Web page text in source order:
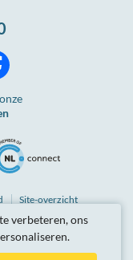
Site-overzicht
inclusief btw.
en Rodenrijs
verbeteren, ons